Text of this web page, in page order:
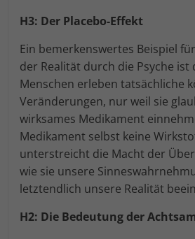
H3: Der Placebo-Effekt
Ein bemerkenswertes Beispiel
der Realität durch die Psyche ist
Menschen erleben tatsächliche
Veränderungen, nur weil sie
wirksames Medikament
Medikament selbst keine
unterstreicht die Macht der
wie sie unsere
letztendlich unsere Realität
H2: Die Bedeutung der